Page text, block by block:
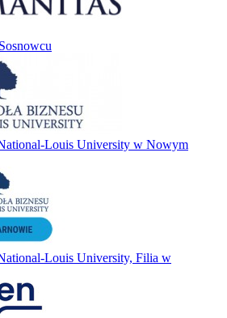
Louis University w Nowym
Louis University, Filia w